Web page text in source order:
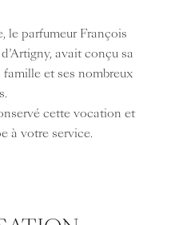
le parfumeur François
avait conçu sa
et ses nombreux
cette vocation et
à votre service.